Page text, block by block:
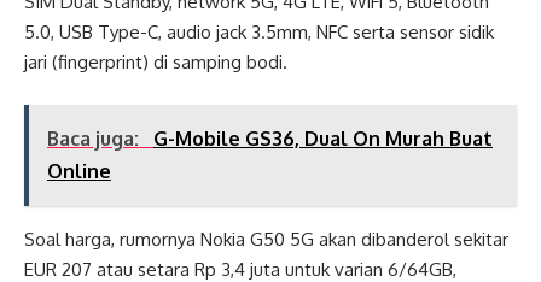
5.0, USB Type-C, audio jack 3.5mm, NFC serta sensor sidik
jari (fingerprint) di samping bodi.
Baca juga:
G-Mobile GS36, Dual On Murah Buat
Online
Soal harga, rumornya Nokia G50 5G akan dibanderol sekitar
EUR 207 atau setara Rp 3,4 juta untuk varian 6/64GB,